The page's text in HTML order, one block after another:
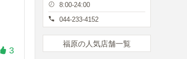
3
8:00-24:00
044-233-4152
福原の人気店舗一覧